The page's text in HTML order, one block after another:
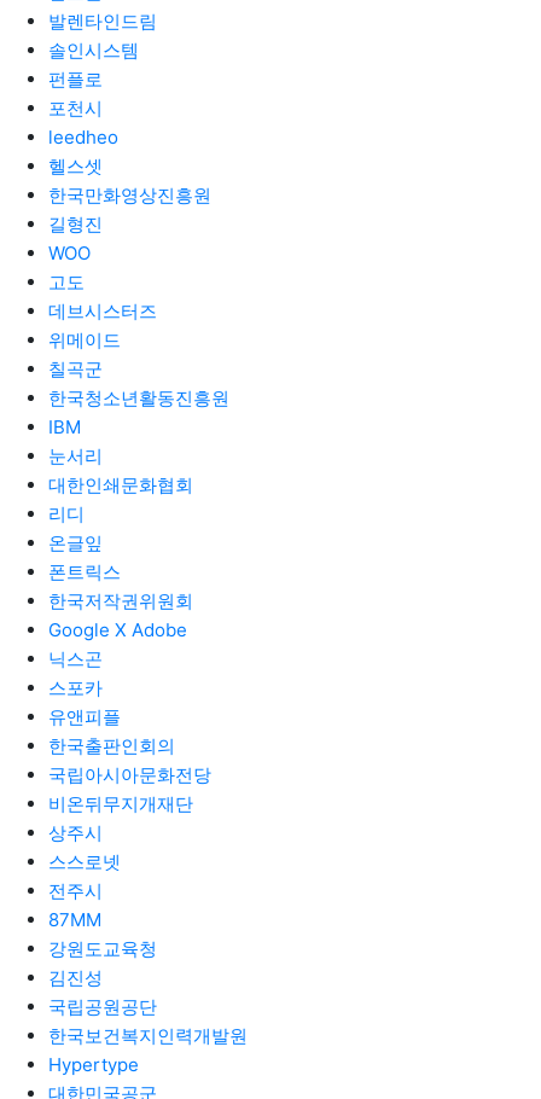
발렌타인드림
솔인시스템
펀플로
포천시
leedheo
헬스셋
한국만화영상진흥원
길형진
WOO
고도
데브시스터즈
위메이드
칠곡군
한국청소년활동진흥원
IBM
눈서리
대한인쇄문화협회
리디
온글잎
폰트릭스
한국저작권위원회
Google X Adobe
닉스곤
스포카
유앤피플
한국출판인회의
국립아시아문화전당
비온뒤무지개재단
상주시
스스로넷
전주시
87MM
강원도교육청
김진성
국립공원공단
한국보건복지인력개발원
Hypertype
대한민국공군